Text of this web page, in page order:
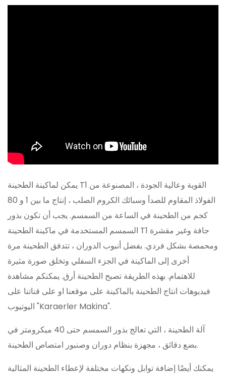
يمكن لماكينة الطحينة T1 القوية وعالية الجودة ، المصنوعة من
الفولاذ المقاوم للصدأ وسبائك الكروم الصلب ، إنتاج ما بين 1 و 80
كجم من الطحينة في الساعة من السمسم. يجب أن تكون بذور
السمسم المستخدمة في ماكينة الطحينة T1 جافة وغير مقشرة
ومحمصة بشكل فردي. بفضل أنبوب الدوران ، تتدفق الطحينة مرة
أخرى إلى الماكينة في الجزء السفلي وتخلق صورة مثيرة
للاهتمام. بهذه الطريقة تصبح الطحينة أرق. يمكنكم مشاهدة
فيديوهات انتاج الطحينة بالماكينة على موقعنا او على قناتنا على
اليوتيوب "Karaerler Makina".
آلة الطحينة ، التي تعالج بذور السمسم حتى 40 ميكرومتر في
بضع دقائق ، مجهزة بنظام دوران وصنبور امتصاص الطحينة.
يمكنك أيضًا إضافة توابل ونكهات مختلفة لإعطاء الطحينة المثالية